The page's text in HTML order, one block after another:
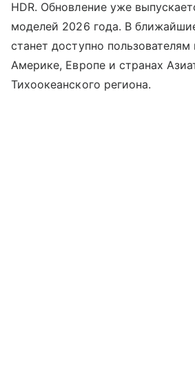
HDR. Обновление уже
моделей 2026 года. В
станет доступно
Америке, Европе и странах
Тихоокеанского региона.